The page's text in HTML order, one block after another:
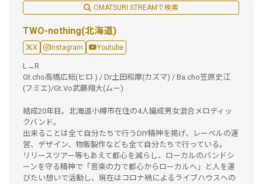
OMATSURI STREAMで検索
TWO-nothing(北海道)
X Instagram Youtube
L→R
Gt.cho高橋広総(ヒロ ) / Dr土田和摩(カズマ) / Ba.cho笠原史江
(フミエ)/Gt.Vo武藤翔大(ムー)
結成20年目。北海道小樽市在住の4人編成男女混合メロディッ
クバンド。
出来ることは全て自分たちで行うDIY精神を掲げ、レーベルの運
営、デザイン、物販製作なども全て自分たちで行っている。
リリースツアー等もあえて都心を減らし、ローカルのバンドシ
ーンを守る精神で「音楽の力で都心からローカルへ」と人を運
びたい想いで活動し、現在はコロナ禍によるライブハウスへの